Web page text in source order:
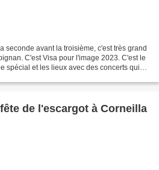
seconde avant la troisième, c'est très grand
C'est Visa pour l'image 2023. C'est le
spécial et les lieux avec des concerts qui
de l'escargot à Corneilla